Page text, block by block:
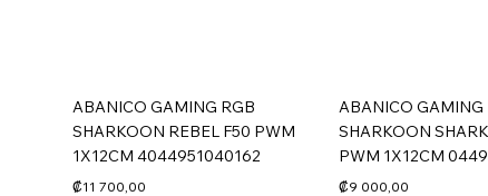
ABANICO GAMING RGB
SHARKOON REBEL F50 PWM
1X12CM 4044951040162
₡11 700,00
ABANICO GAMING
SHARKOON
PWM 1X12CM
₡9 000,00